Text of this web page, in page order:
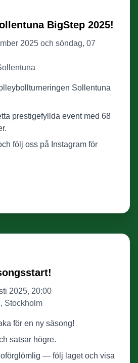
BigStep 2025!
2025 och söndag, 07
Sollentuna
prestigefyllda event med 68
följ oss på Instagram för
2025, 20:00
Stockholm
för en ny säsong!
satsar högre.
— följ laget och visa